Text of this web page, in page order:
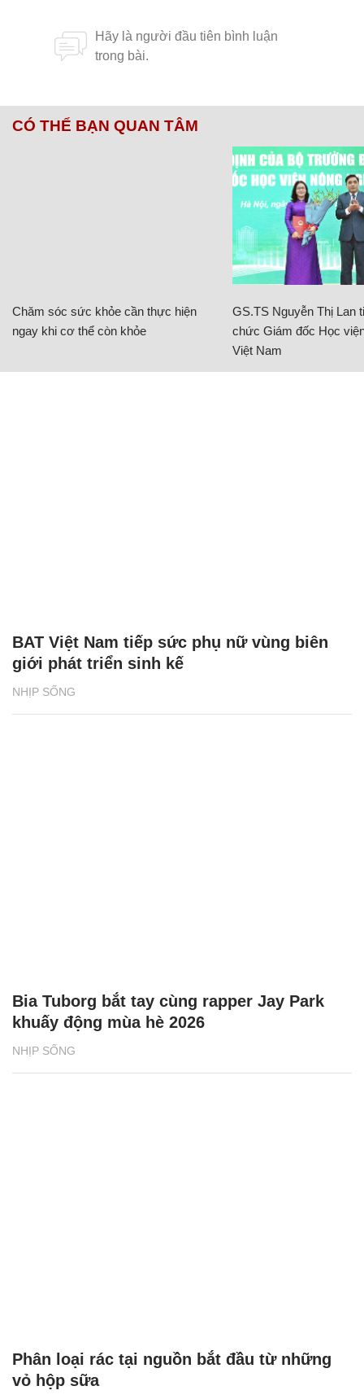
CÓ THỂ BẠN QUAN TÂM
Chăm sóc sức khỏe cần thực hiện
ngay khi cơ thể còn khỏe
GS.TS Nguyễn Thị Lan
chức Giám đốc Học
Việt Nam
NHỊP SỐNG
BAT Việt Nam tiếp sức phụ nữ vùng biên
giới phát triển sinh kế
NHỊP SỐNG
Bia Tuborg bắt tay cùng rapper Jay Park
khuấy động mùa hè 2026
Phân loại rác tại nguồn bắt đầu từ những
vỏ hộp sữa